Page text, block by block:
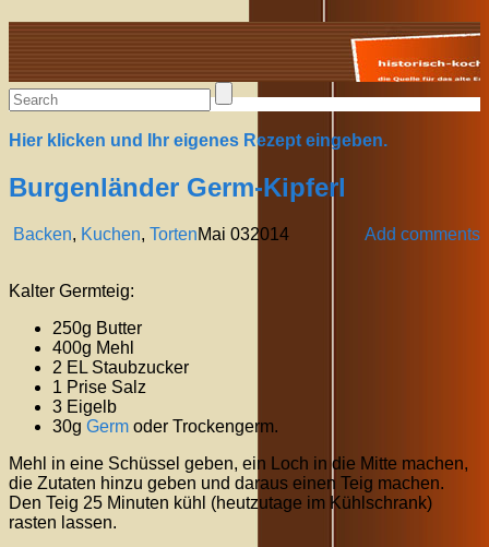
Alte Rezepte online
Hier klicken und Ihr eigenes Rezept eingeben.
Burgenländer Germ-Kipferl
Backen, Kuchen, Torten Add comments
Mai 032014
Kalter Germteig:
250g Butter
400g Mehl
2 EL Staubzucker
1 Prise Salz
3 Eigelb
30g Germ oder Trockengerm.
Mehl in eine Schüssel geben, ein Loch in die Mitte machen,
die Zutaten hinzu geben und daraus einen Teig machen.
Den Teig 25 Minuten kühl (heutzutage im Kühlschrank)
rasten lassen.